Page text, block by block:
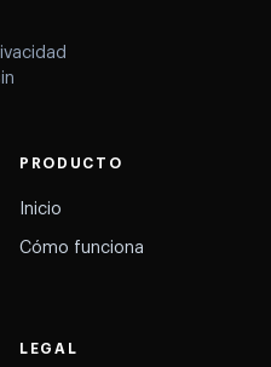
PRODUCTO
Inicio
Cómo funciona
LEGAL